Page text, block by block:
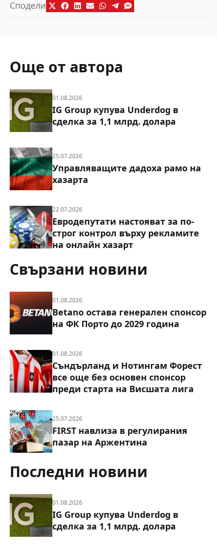
Сподели
Още от автора
01.08.2026
IG Group купува Underdog в
сделка за 1,1 млрд. долара
25.07.2026
Управляващите дадоха рамо на
хазарта
22.07.2026
Евродепутати настояват за по-
строг контрол върху рекламите
на онлайн хазарт
Свързани новини
01.08.2026
Betano остава генерален спонсор
на ФК Порто до 2029 година
01.08.2026
Съндърланд и Нотингам Форест
все още без основен спонсор
преди старта на Висшата лига
25.07.2026
FIRST навлиза в регулирания
пазар на Аржентина
Последни новини
01.08.2026
IG Group купува Underdog в
сделка за 1,1 млрд. долара